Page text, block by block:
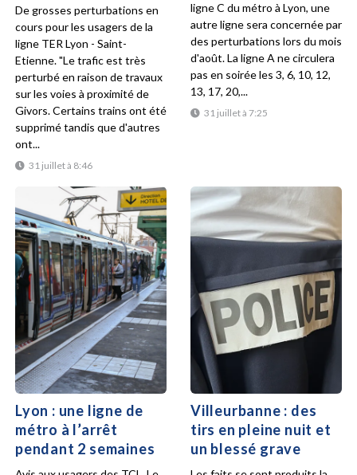
31 juillet à 8:46
De grosses perturbations en
cours pour les usagers de la
ligne TER Lyon - Saint-
Etienne. "Le trafic est très
perturbé en raison de travaux
sur les voies à proximité de
Givors. Certains trains ont été
supprimé tandis que d'autres
ont...
31 juillet à 7:25
ligne C du métro à Lyon, une
autre ligne sera concernée par
des perturbations lors du mois
d'août. La ligne A ne circulera
pas en soirée les 3, 6, 10, 12,
13, 17, 20,...
Lyon : une ligne de
métro à l’arrêt
pendant 2 semaines
Villeurbanne : des
tirs en pleine nuit et
un blessé grave